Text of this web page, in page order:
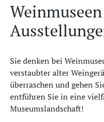
Sie denken bei
verstaubter alter
überraschen und gehen
entführen Sie in eine
Museumslandschaft!